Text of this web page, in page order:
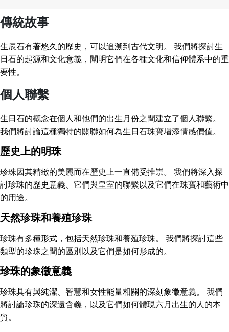
傳統故事
生辰石有著悠久的歷史，可以追溯到古代文明。 我們將探討生
日石的起源和文化意義，闡明它們在各種文化和信仰體系中的重
要性。
個人聯繫
生日石的概念在個人和他們的出生月份之間建立了個人聯繫。
我們將討論這種獨特的關聯如何為生日石珠寶增添情感價值。
歷史上的明珠
珍珠因其精緻的美麗而在歷史上一直備受推崇。 我們將深入探
討珍珠的歷史意義、它們與皇室的聯繫以及它們在珠寶和藝術中
的用途。
天然珍珠和養殖珍珠
珍珠有多種形式，包括天然珍珠和養殖珍珠。 我們將探討這些
類型的珍珠之間的區別以及它們是如何形成的。
珍珠的象徵意義
珍珠具有與純潔、智慧和女性能量相關的深刻象徵意義。 我們
將討論珍珠的深遠含義，以及它們如何體現六月出生的人的本
質。